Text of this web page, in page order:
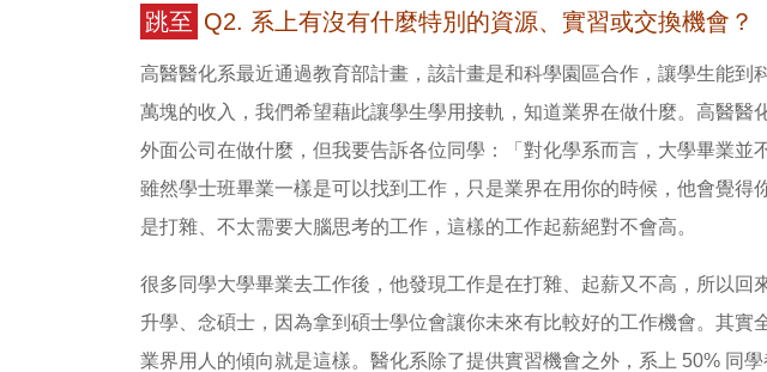
跳至 Q2. 系上有沒有什麼特別的資源、實習或交換機會？
高醫醫化系最近通過教育部計畫，該計畫是和科學園區合作，讓學生能到
萬塊的收入，我們希望藉此讓學生學用接軌，知道業界在做什麼。高醫醫
外面公司在做什麼，但我要告訴各位同學：「對化學系而言，大學畢業並
雖然學士班畢業一樣是可以找到工作，只是業界在用你的時候，他會覺得
是打雜、不太需要大腦思考的工作，這樣的工作起薪絕對不會高。
很多同學大學畢業去工作後，他發現工作是在打雜、起薪又不高，所以回
升學、念碩士，因為拿到碩士學位會讓你未來有比較好的工作機會。其實
業界用人的傾向就是這樣。醫化系除了提供實習機會之外，系上 50% 同